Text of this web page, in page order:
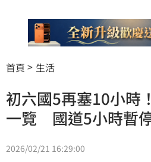
首頁 生活
初六國5再塞10小時
一覽 國道5小時暫
2026/02/21 16:29:00